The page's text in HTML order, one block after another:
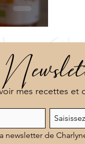
mes recettes et
newsletter de